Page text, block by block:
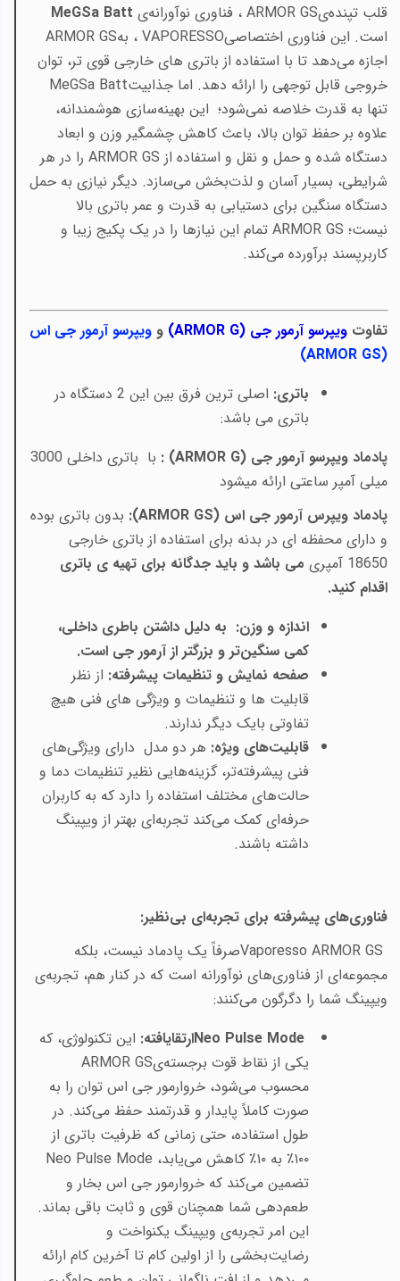
قلب تپنده‌یARMOR GS ، فناوری نوآورانه‌ی MeGSa Batt
است. این فناوری اختصاصیVAPORESSO ، بهARMOR GS
اجازه می‌دهد تا با استفاده از باتری های خارجی قوی تر، توان
خروجی قابل توجهی را ارائه دهد. اما جذابیتMeGSa Batt
تنها به قدرت خلاصه نمی‌شود؛ این بهینه‌سازی هوشمندانه،
علاوه بر حفظ توان بالا، باعث کاهش چشمگیر وزن و ابعاد
دستگاه شده و حمل و نقل و استفاده از ARMOR GS را در هر
شرایطی، بسیار آسان و لذت‌بخش می‌سازد. دیگر نیازی به حمل
دستگاه‌ سنگین برای دستیابی به قدرت و عمر باتری بالا
نیست؛ARMOR GS تمام این نیازها را در یک پکیج زیبا و
کاربرپسند برآورده می‌کند.
تفاوت ویپرسو آرمور جی (ARMOR G
) و ویپرسو آرمور جی اس
(
ARMOR GS
)
باتری:
اصلی ترین فرق بین این 2 دستگاه در
باتری می باشد:
پادماد ویپرسو آرمور جی (ARMOR G
) :
با باتری داخلی 3000
میلی آمپر ساعتی ارائه میشود
پادماد ویپرس آرمور جی اس (ARMOR GS
): بدون باتری بوده
و دارای محفظه ای در بدنه برای استفاده از باتری خارجی
18650 آمپری
می باشد و باید جدگانه برای تهیه ی باتری
اقدام کنید.
اندازه و وزن: به دلیل داشتن باطری داخلی،
کمی سنگین‌تر و بزرگتر از آرمور جی است.
صفحه نمایش و تنظیمات پیشرفته: از نظر
قابلیت ها و تنظیمات و ویژگی های فنی هیچ
تفاوتی بایک دیگر ندارند.
قابلیت‌های ویژه: هر دو مدل دارای ویژگی‌های
فنی پیشرفته‌تر، گزینه‌هایی نظیر تنظیمات دما و
حالت‌های مختلف استفاده را دارد که به کاربران
حرفه‌ای کمک می‌کند تجربه‌ای بهتر از ویپینگ
داشته باشند.
فناوری‌های پیشرفته برای تجربه‌ای بی‌نظیر:
Vaporesso ARMOR GSصرفاً یک پادماد نیست، بلکه
مجموعه‌ای از فناوری‌های نوآورانه است که در کنار هم، تجربه‌ی
ویپینگ شما را دگرگون می‌کنند:
Neo Pulse Modeارتقایافته: این تکنولوژی، که
یکی از نقاط قوت برجسته‌یARMOR GS
محسوب می‌شود، خروارمور جی اس توان را به
صورت کاملاً پایدار و قدرتمند حفظ می‌کند. در
طول استفاده، حتی زمانی که ظرفیت باتری از
۱۰۰٪ به ۱۰٪ کاهش می‌یابد،
Neo Pulse Mode
تضمین می‌کند که خروارمور جی اس بخار و
طعم‌دهی شما همچنان قوی و ثابت باقی بماند.
این امر تجربه‌ی ویپینگ یکنواخت و
رضایت‌بخشی را از اولین کام تا آخرین کام ارائه